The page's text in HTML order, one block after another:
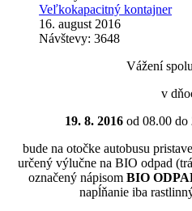
Veľkokapacitný kontajner
16. august 2016
Návštevy: 3648
Vážení
v
19. 8. 2016 od 08.00 do
bude na otočke autobusu
určený výlučne na BIO odpad
označený nápisom BIO
napĺňanie iba